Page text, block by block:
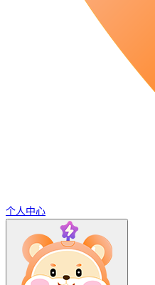
个人中心